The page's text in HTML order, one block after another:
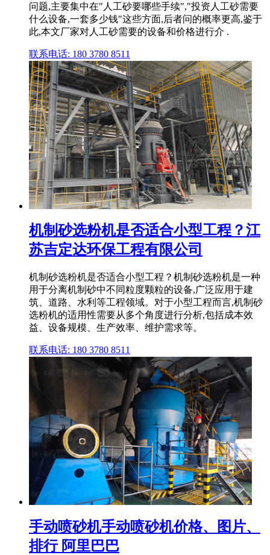
问题,主要集中在"人工砂要哪些手续","投资人工砂需要
什么设备,一套多少钱"这些方面,后者问的概率更高,鉴于
此,本文厂家对人工砂需要的设备和价格进行介 .
联系电话: 180 3780 8511
机制砂选粉机是否适合小型工程？江
苏吉定达环保工程有限公司
机制砂选粉机是否适合小型工程？机制砂选粉机是一种
用于分离机制砂中不同粒度颗粒的设备,广泛应用于建
筑、道路、水利等工程领域。对于小型工程而言,机制砂
选粉机的适用性需要从多个角度进行分析,包括成本效
益、设备规模、生产效率、维护需求等。
联系电话: 180 3780 8511
手动喷砂机手动喷砂机价格、图片、
排行 阿里巴巴